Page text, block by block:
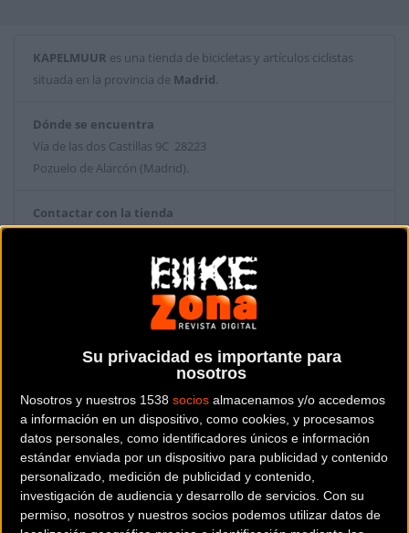
Su privacidad es importante para
nosotros
Nosotros y nuestros 1538 socios almacenamos y/o accedemos
a información en un dispositivo, como cookies, y procesamos
datos personales, como identificadores únicos e información
estándar enviada por un dispositivo para publicidad y contenido
personalizado, medición de publicidad y contenido,
investigación de audiencia y desarrollo de servicios. Con su
permiso, nosotros y nuestros socios podemos utilizar datos de
KAPELMUUR es una tienda de bicicletas y artículos ciclistas
situada en la provincia de Madrid.
Dónde se encuentra
Vía de las dos Castillas 9C 28223
Pozuelo de Alarcón (Madrid).
Contactar con la tienda
Web y RRSS de la tienda